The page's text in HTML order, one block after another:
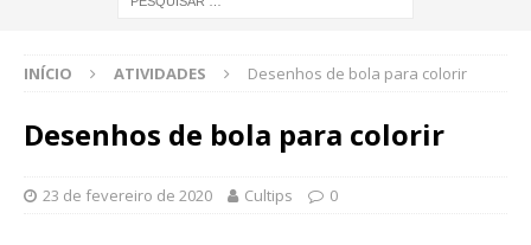
INÍCIO ATIVIDADES Desenhos de bola para colorir
Desenhos de bola para colorir
23 de fevereiro de 2020 Cultips 0